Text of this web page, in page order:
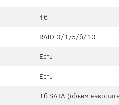
16
RAID 0/1/5/6/10
Есть
Есть
16 SATA (объем